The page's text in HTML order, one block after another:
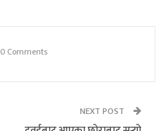
0 Comments
NEXT POST